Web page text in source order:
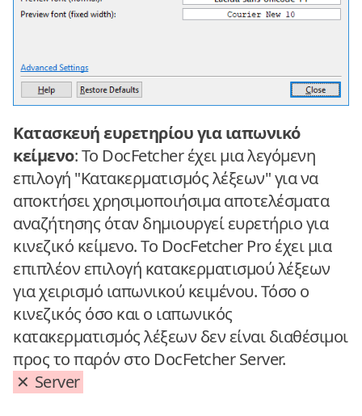
Κατασκευή ευρετηρίου για ιαπωνικό
κείμενο: Το DocFetcher έχει μια λεγόμενη
επιλογή "Κατακερματισμός λέξεων" για να
αποκτήσει χρησιμοποιήσιμα αποτελέσματα
αναζήτησης όταν δημιουργεί ευρετήριο για
κινεζικό κείμενο. Το DocFetcher Pro έχει μια
επιπλέον επιλογή κατακερματισμού λέξεων
για χειρισμό ιαπωνικού κειμένου. Τόσο ο
κινεζικός όσο και ο ιαπωνικός
κατακερματισμός λέξεων δεν είναι διαθέσιμοι
προς το παρόν στο DocFetcher Server.
Server